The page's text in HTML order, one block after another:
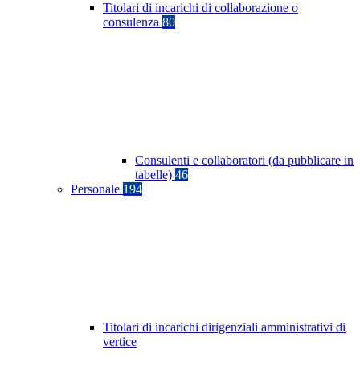
Titolari di incarichi di collaborazione o
consulenza 80
Consulenti e collaboratori (da pubblicare in
tabelle) 46
Personale 194
Titolari di incarichi dirigenziali amministrativi di
vertice